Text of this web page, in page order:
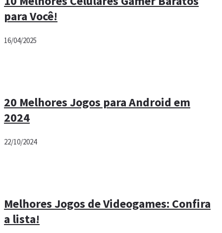
para Você!
16/04/2025
20 Melhores Jogos para Android em
2024
22/10/2024
Melhores Jogos de Videogames: Confira
a lista!